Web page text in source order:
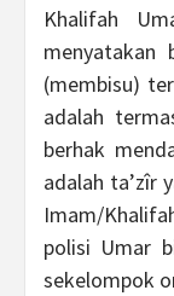
Khalifah
menyatakan
(membisu)
adalah
berhak
adalah ta’zîr
Imam/
polisi Umar
sekelompok